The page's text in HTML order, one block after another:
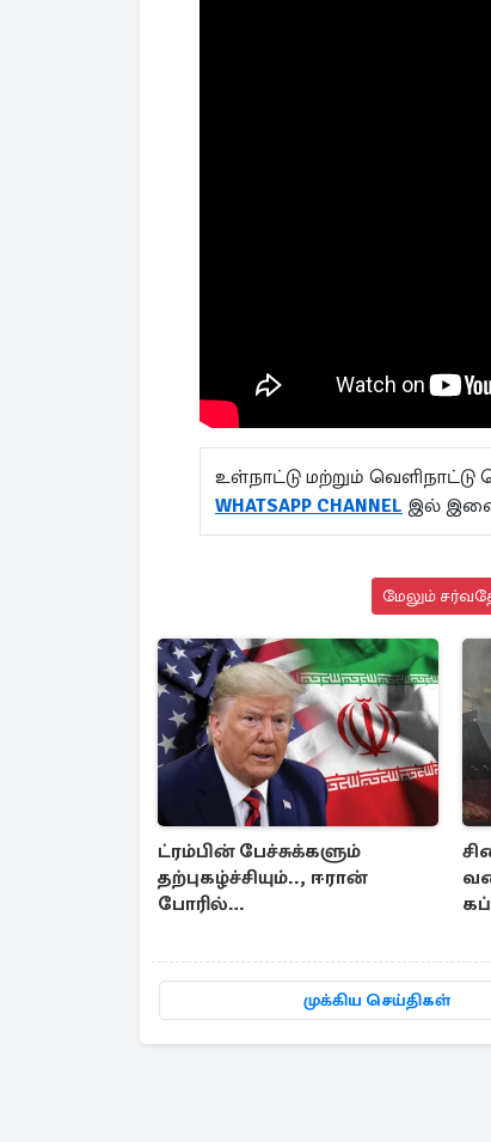
உள்நாட்டு மற்றும்
WHATSAPP CHANNEL இல்
மேலும்
ட்ரம்பின் பேச்சுக்களும்
தற்புகழ்ச்சியும்.., ஈரான்
போரில்
அமெரிக்கா
முக்கிய செய்திகள்